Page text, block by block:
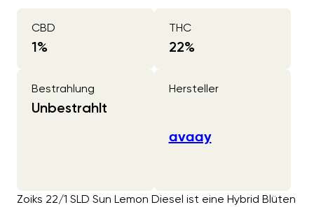
CBD
1%
THC
22%
Bestrahlung
Unbestrahlt
Hersteller
avaay
Zoiks 22/1 SLD Sun Lemon Diesel ist eine Hybrid Blüten